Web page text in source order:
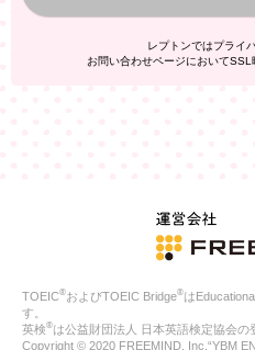
た、これ以外の目的で個人情報
人情報を、本人が特定されない
者広告配信事業者においてマッ
ご本人の同意がある場合
法令に基づく場合
人の生命、身体または財産
公衆衛生の向上または児童
合
レプトンではプライ
お問い合わせページにおいてSSL
TOEIC®およびTOEIC Bridge®は
す。
英検®は公益財団法人 日本英語検定協会の
Copyright © 2020 FREEMIND, Inc.“YBM